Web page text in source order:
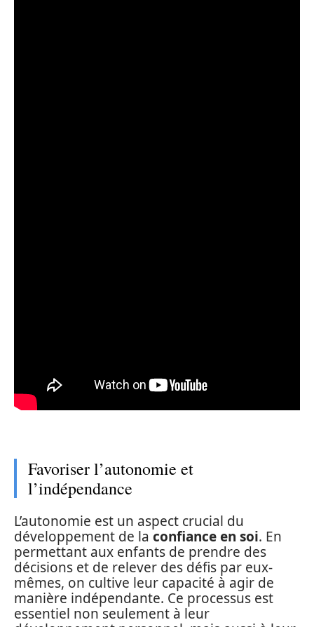
Favoriser l’autonomie et
l’indépendance
L’autonomie est un aspect crucial du
développement de la confiance en soi. En
permettant aux enfants de prendre des
décisions et de relever des défis par eux-
mêmes, on cultive leur capacité à agir de
manière indépendante. Ce processus est
essentiel non seulement à leur